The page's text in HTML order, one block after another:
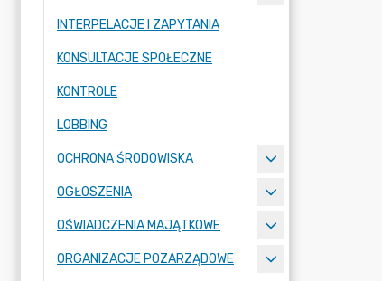
INTERPELACJE I ZAPYTANIA
KONSULTACJE SPOŁECZNE
KONTROLE
LOBBING
OCHRONA ŚRODOWISKA
OGŁOSZENIA
OŚWIADCZENIA MAJĄTKOWE
ORGANIZACJE POZARZĄDOWE